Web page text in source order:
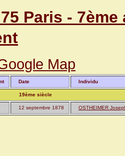
Paris -
Map
Date Individu
19ème siècle
12 septembre 1878 OSTHEIMER